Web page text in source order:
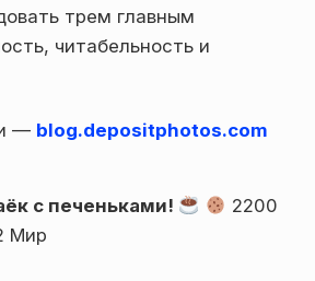
трем главным
читабельность и
— blog.depositphotos.com
с печеньками!
2200
Мир